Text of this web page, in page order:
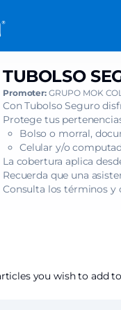
TUBOLSO
Promoter: GRUPO MOK
Con Tubolso Seguro
Protege tus
Bolso o morral,
Celular y/o
La cobertura aplica
Recuerda que una
Consulta los términos y
you wish to add